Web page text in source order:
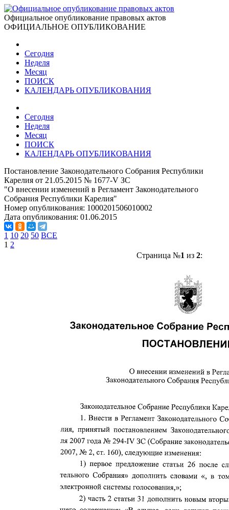
Официальное опубликование правовых актов
ОФИЦИАЛЬНОЕ ОПУБЛИКОВАНИЕ
Сегодня
Неделя
Месяц
ПОИСК
КАЛЕНДАРЬ ОПУБЛИКОВАНИЯ
Сегодня
Неделя
Месяц
ПОИСК
КАЛЕНДАРЬ ОПУБЛИКОВАНИЯ
Постановление Законодательного Собрания Республики
Карелия от 21.05.2015 № 1677-V ЗС
"О внесении изменений в Регламент Законодательного
Собрания Республики Карелия"
Номер опубликования: 1000201506010002
Дата опубликования: 01.06.2015
1 10 20 50 ВСЕ
1 2
Страница №1 из 2: